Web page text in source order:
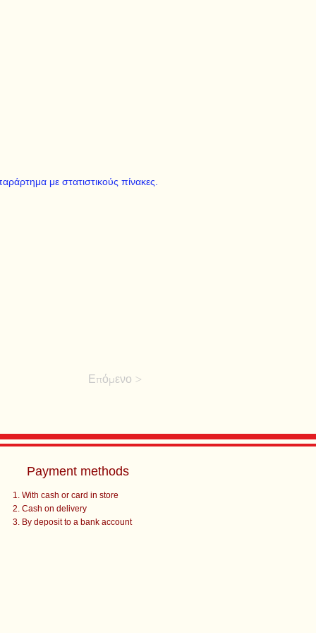
με στατιστικούς πίνακες.
Επόμενο >
Payment methods
With cash or card in store
Cash on delivery
By deposit to a bank account